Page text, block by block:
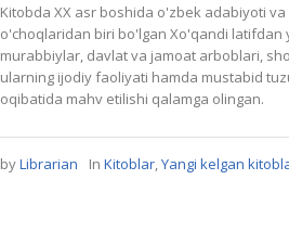
Kitobda XX asr boshida o'zbek adabiyoti
o'choqlaridan biri bo'lgan Xo'qandi latifdan
murabbiylar, davlat va jamoat arboblari,
ularning ijodiy faoliyati hamda mustabid
oqibatida mahv etilishi qalamga olingan.
byLibrarian In Kitoblar, Yangi kelgan